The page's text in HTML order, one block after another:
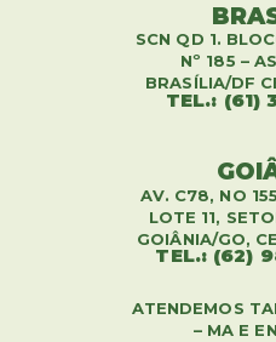
SCN QD 1.
Nº 185 –
BRASÍLIA/DF
TEL.: (61)
AV. C78, NO
LOTE 11,
GOIÂNIA/GO,
TEL.: (62)
ATENDEMOS
– MA E